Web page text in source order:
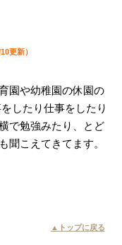
更新）
園や幼稚園の休園の
したり仕事をしたり
で勉強みたり、とど
聞こえてきてます。
▲トップに戻る